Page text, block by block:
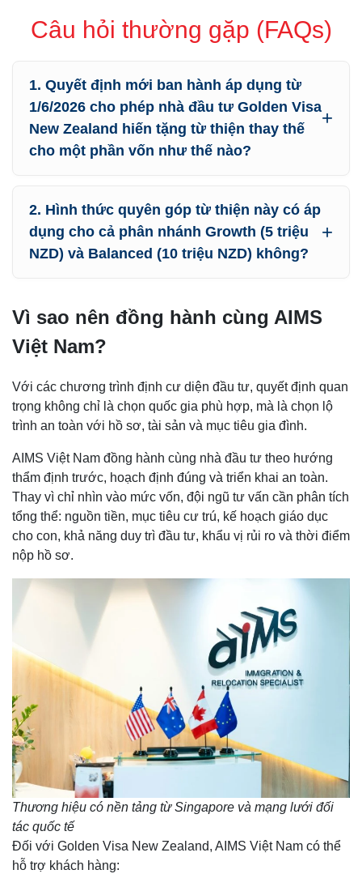
Câu hỏi thường gặp (FAQs)
1. Quyết định mới ban hành áp dụng từ
1/6/2026 cho phép nhà đầu tư Golden Visa
New Zealand hiến tặng từ thiện thay thế
cho một phần vốn như thế nào?
2. Hình thức quyên góp từ thiện này có áp
dụng cho cả phân nhánh Growth (5 triệu
NZD) và Balanced (10 triệu NZD) không?
Vì sao nên đồng hành cùng AIMS
Việt Nam?
Với các chương trình định cư diện đầu tư, quyết định quan
trọng không chỉ là chọn quốc gia phù hợp, mà là chọn lộ
trình an toàn với hồ sơ, tài sản và mục tiêu gia đình.
AIMS Việt Nam đồng hành cùng nhà đầu tư theo hướng
thẩm định trước, hoạch định đúng và triển khai an toàn.
Thay vì chỉ nhìn vào mức vốn, đội ngũ tư vấn cần phân tích
tổng thể: nguồn tiền, mục tiêu cư trú, kế hoạch giáo dục
cho con, khả năng duy trì đầu tư, khẩu vị rủi ro và thời điểm
nộp hồ sơ.
Thương hiệu có nền tảng từ Singapore và mạng lưới đối
tác quốc tế
Đối với Golden Visa New Zealand, AIMS Việt Nam có thể
hỗ trợ khách hàng: